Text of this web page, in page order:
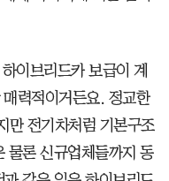
이브리드카 보급이 계
력적이거든요. 정교한
만 전기차처럼 기본구조
물론 신규업체들까지 동